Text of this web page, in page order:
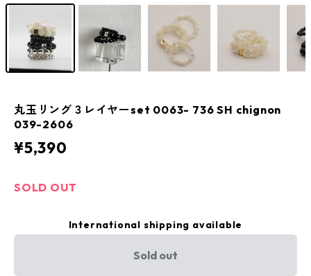
丸玉リング３レイヤーset 0063- 736 SH chignon
039-2606
¥5,390
SOLD OUT
International shipping available
Sold out